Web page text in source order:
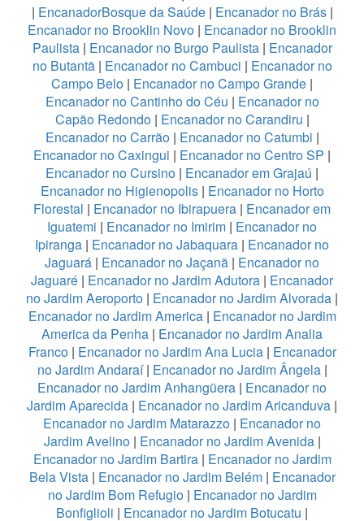
| EncanadorBosque da Saúde| Encanador no Brás|
Encanador no Brooklin Novo | Encanador no Brooklin
Paulista| Encanador no Burgo Paulista| Encanador
no Butantã| Encanador no Cambuci | Encanador no
Campo Belo | Encanador no Campo Grande |
Encanador no Cantinho do Céu | Encanador no
Capão Redondo| Encanador no Carandiru |
Encanador no Carrão| Encanador no Catumbi |
Encanador no Caxingui | Encanador no Centro SP |
Encanador no Cursino | Encanador em Grajaú |
Encanador no Higienopolis| Encanador no Horto
Florestal | Encanador no Ibirapuera | Encanador em
Iguatemi | Encanador no Imirim | Encanador no
Ipiranga | Encanador no Jabaquara | Encanador no
Jaguará | Encanador no Jaçanã | Encanador no
Jaguaré | Encanador no Jardim Adutora | Encanador
no Jardim Aeroporto | Encanador no Jardim Alvorada |
Encanador no Jardim America| Encanador no Jardim
America da Penha | Encanador no Jardim Analia
Franco| Encanador no Jardim Ana Lucia| Encanador
no Jardim Andaraí| Encanador no Jardim Ângela|
Encanador no Jardim Anhangüera | Encanador no
Jardim Aparecida | Encanador no Jardim Aricanduva |
Encanador no Jardim Matarazzo | Encanador no
Jardim Avelino| Encanador no Jardim Avenida|
Encanador no Jardim Bartira| Encanador no Jardim
Bela Vista| Encanador no Jardim Belém| Encanador
no Jardim Bom Refugio| Encanador no Jardim
Bonfiglioli | Encanador no Jardim Botucatu |